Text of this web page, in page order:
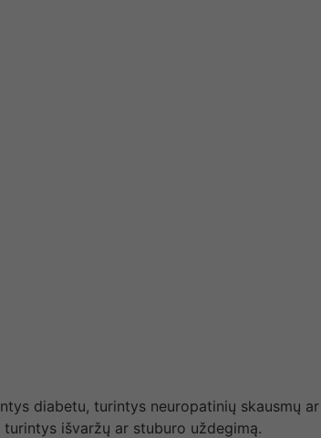
diabetu, turintys neuropatinių skausmų
išvaržų ar stuburo uždegimą.